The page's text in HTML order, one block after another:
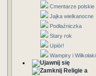
Cmentarze polskie
Jajka wielkanocne
Podłaźniczka
Stary rok
Upiór!
Wampiry i Wilkołaki
Religie a